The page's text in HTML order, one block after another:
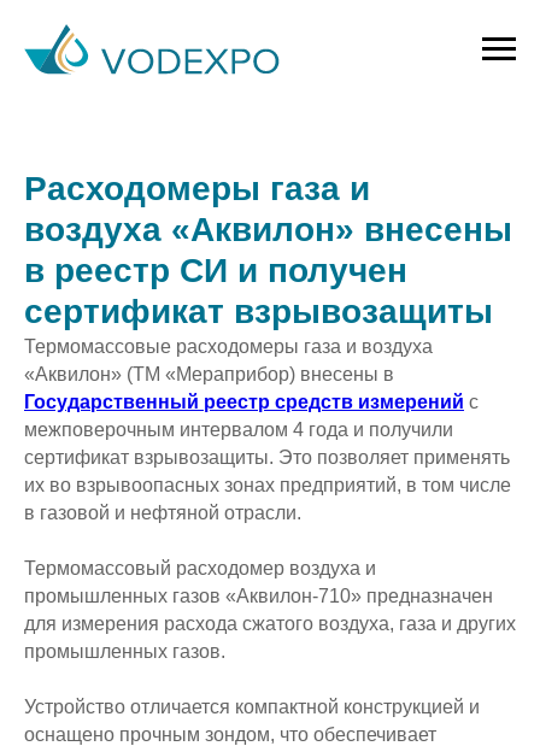
Расходомеры газа и
воздуха «Аквилон» внесены
в реестр СИ и получен
сертификат взрывозащиты
Термомассовые расходомеры газа и воздуха
«Аквилон» (ТМ «Мераприбор) внесены в
Государственный реестр средств измерений с
межповерочным интервалом 4 года и получили
сертификат взрывозащиты. Это позволяет применять
их во взрывоопасных зонах предприятий, в том числе
в газовой и нефтяной отрасли.
Термомассовый расходомер воздуха и
промышленных газов «Аквилон‑710» предназначен
для измерения расхода сжатого воздуха, газа и других
промышленных газов.
Устройство отличается компактной конструкцией и
оснащено прочным зондом, что обеспечивает